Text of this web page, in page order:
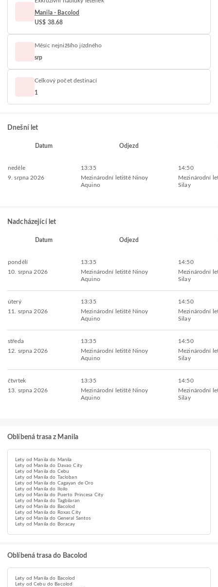
Manila - Bacolod
US$ 38.68
Měsíc nejnižšího jízdného
srp
Celkový počet destinací
1
Dnešní let
Datum Odjezd
neděle
9. srpna 2026
13:35
Mezinárodní letiště Ninoy
Aquino
14:50
Mezinárodní
Silay
Nadcházející let
Datum Odjezd
pondělí
10. srpna 2026
13:35
Mezinárodní letiště Ninoy
Aquino
14:50
Mezinárodní
Silay
úterý
11. srpna 2026
13:35
Mezinárodní letiště Ninoy
Aquino
14:50
Mezinárodní
Silay
středa
12. srpna 2026
13:35
Mezinárodní letiště Ninoy
Aquino
14:50
Mezinárodní
Silay
čtvrtek
13. srpna 2026
13:35
Mezinárodní letiště Ninoy
Aquino
14:50
Mezinárodní
Silay
Oblíbená trasa z Manila
Lety od Manila do Manila
Lety od Manila do Davao City
Lety od Manila do Cebu
Lety od Manila do Tacloban
Lety od Manila do Cagayan de Oro
Lety od Manila do Iloilo
Lety od Manila do Puerto Princesa City
Lety od Manila do Tagbilaran
Lety od Manila do Bacolod
Lety od Manila do Roxas City
Lety od Manila do General Santos
Lety od Manila do Boracay
Oblíbená trasa do Bacolod
Lety od Manila do Bacolod
Lety od Cebu do Bacolod